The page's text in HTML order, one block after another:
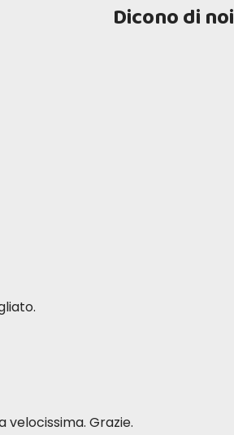
Dicono di noi
Grazie.